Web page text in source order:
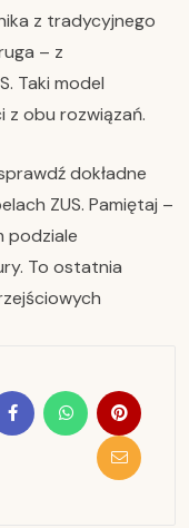
z tradycyjnego
– z
Taki model
z obu rozwiązań.
dokładne
ZUS. Pamiętaj –
podziale
To ostatnia